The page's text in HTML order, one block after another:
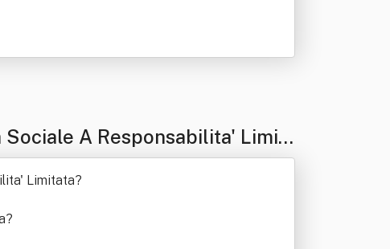
Sociale A Responsabilita' Limit
Limitata?
?